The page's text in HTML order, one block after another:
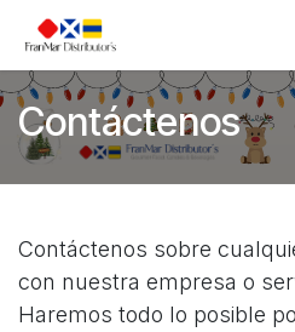
Ir al contenido
Contáctenos
Contáctenos sobre
con nuestra empresa o
Haremos todo lo posible